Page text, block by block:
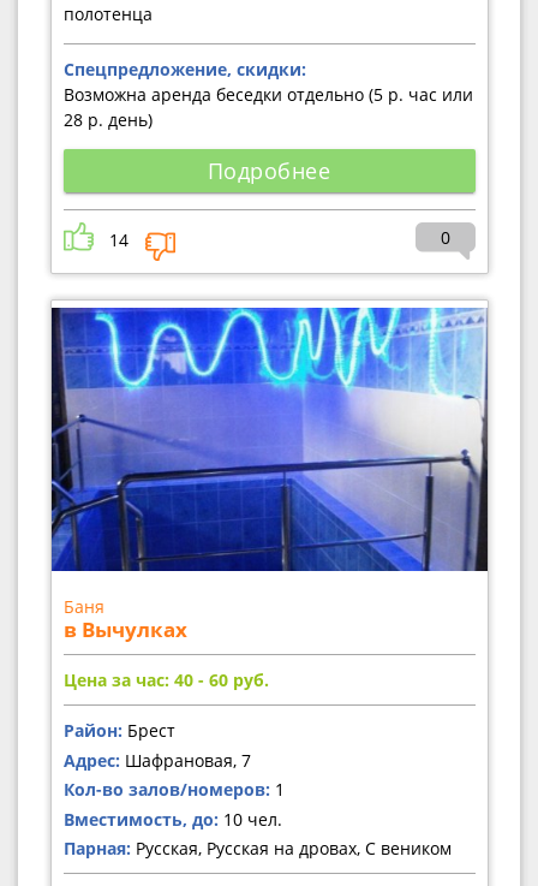
полотенца
Спецпредложение, скидки:
Возможна аренда беседки отдельно (5 р. час или
28 р. день)
Подробнее
14 0
Баня
в Вычулках
Цена за час: 40 - 60 руб.
Район: Брест
Адрес: Шафрановая, 7
Кол-во залов/номеров: 1
Вместимость, до: 10 чел.
Парная: Русская, Русская на дровах, С веником